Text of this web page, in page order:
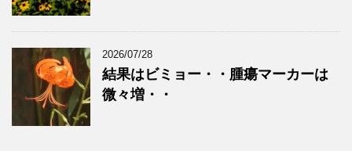
2026/07/28
結果はビミョー・・腫瘍マーカーは
微々増・・